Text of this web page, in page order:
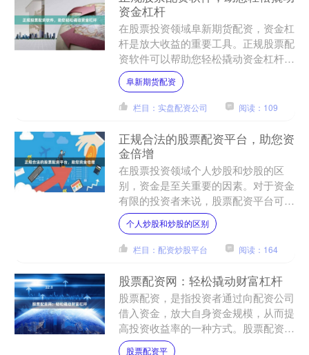
资金杠杆
在股票投资领域阜新期货配资，资金杠
杆是放大收益的重要工具。正规股票配
资软件可以帮助您轻松撬动资金杠杆，
让您用更少的资金撬动更大的投资机
会。 正规股票配资软件通常....
阜新期货配资
栏目：实盘配资公司 阅读：109
正规合法的股票配资平台，助您资
金倍增
在股票投资领域个人炒股和炒股的区
别，资金是至关重要的因素。对于资金
有限的投资者来说，股票配资平台可以
提供杠杆作用，帮助他们放大资金，增
加获利机会。 正规合法的股....
个人炒股和炒股的区别
栏目：配资炒股平台 阅读：164
股票配资网：轻松撬动财富杠杆
股票配资，是指投资者通过向配资公司
借入资金，放大自身资金规模，从而提
高投资收益率的一种方式。股票配资网
为投资者提供便捷的配资服务股票配资
股票配资平